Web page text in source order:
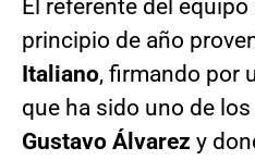
El referente del
principio de año
Italiano, firmando por
que ha sido uno de
Gustavo Álvarez y